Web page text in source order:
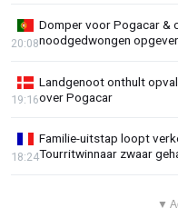
Domper voor Pogacar &
noodgedwongen
20:08
Landgenoot onthult
over Pogacar
19:16
Familie-uitstap loopt
Tourritwinnaar zwaar
18:24
▼